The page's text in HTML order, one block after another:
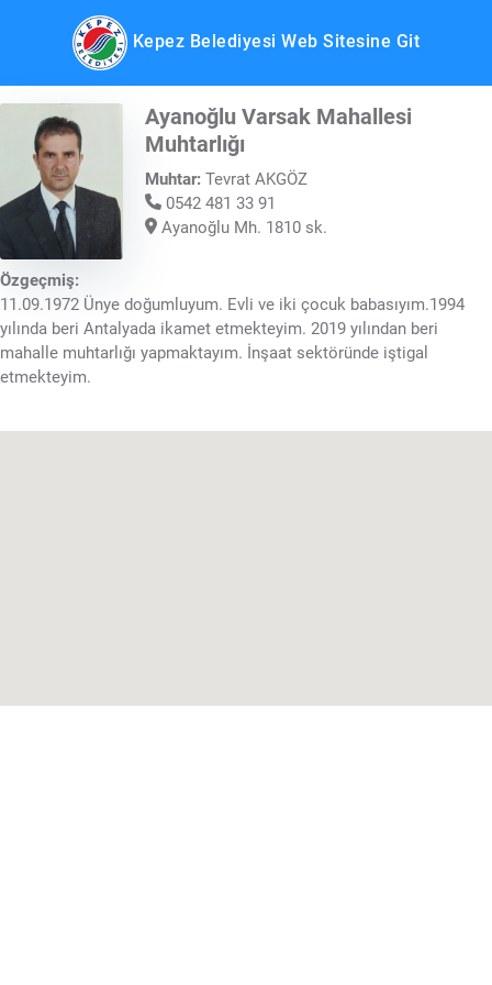
Kepez Belediyesi Web Sitesine Git
Ayanoğlu Varsak Mahallesi
Muhtarlığı
Muhtar: Tevrat AKGÖZ
0542 481 33 91
Ayanoğlu Mh. 1810 sk.
Özgeçmiş:
11.09.1972 Ünye doğumluyum. Evli ve iki çocuk babasıyım.1994
yılında beri Antalyada ikamet etmekteyim. 2019 yılından beri
mahalle muhtarlığı yapmaktayım. İnşaat sektöründe iştigal
etmekteyim.